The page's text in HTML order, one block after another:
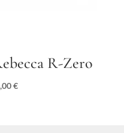
R-Zero
€Il